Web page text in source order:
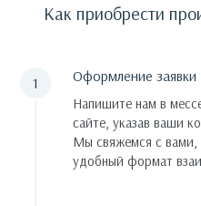
Как приобрести
Оформление заявки
Напишите нам в
сайте, указав ваши
Мы свяжемся с вами,
удобный формат